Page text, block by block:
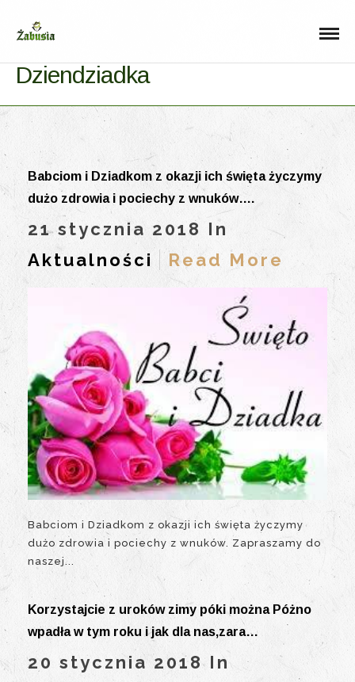
Dziendziadka
Babciom i Dziadkom z okazji ich święta życzymy
dużo zdrowia i pociechy z wnuków….
21 stycznia 2018 In
Aktualności
Read More
Babciom i Dziadkom z okazji ich święta życzymy
dużo zdrowia i pociechy z wnuków. Zapraszamy do
naszej...
Korzystajcie z uroków zimy póki można Póżno
wpadła w tym roku i jak dla nas,zara…
20 stycznia 2018 In